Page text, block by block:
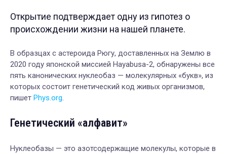
Открытие подтверждает одну из гипотез о
происхождении жизни на нашей планете.
В образцах с астероида Рюгу, доставленных на Землю в
2020 году японской миссией Hayabusa-2, обнаружены все
пять канонических нуклеобаз — молекулярных «букв», из
которых состоит генетический код живых организмов,
пишет Phys.org.
Генетический «алфавит»
Нуклеобазы — это азотсодержащие молекулы, которые в